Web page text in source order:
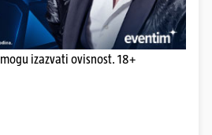
izazvati ovisnost. 18+